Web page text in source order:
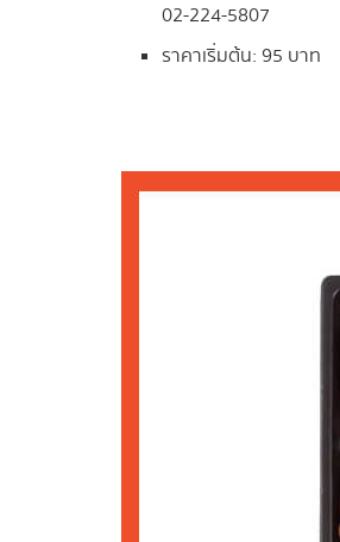
02-224-5807
ราคาเริ่มต้น: 95 บาท